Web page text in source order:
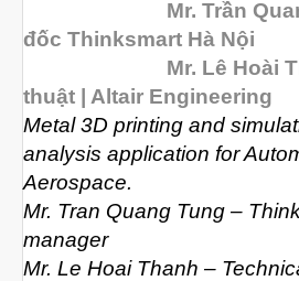
Mr. Trần
đốc Thinksmart Hà Nội
Mr. Lê Hoài
thuật | Altair Engineering
Metal 3D printing and
analysis application for
Aerospace.
Mr. Tran Quang Tung –
manager
Mr. Le Hoai Thanh –